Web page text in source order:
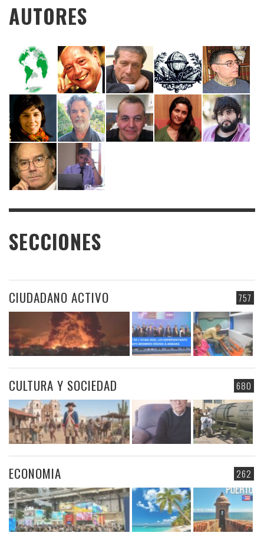
AUTORES
SECCIONES
757
CIUDADANO ACTIVO
680
CULTURA Y SOCIEDAD
262
ECONOMIA